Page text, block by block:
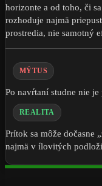
horizonte a od toho, či
rozhoduje najmä
prostredia, nie samotný
MÝTUS
Po navŕtaní studne nie
REALITA
Prítok sa môže dočasne
najmä v ílovitých